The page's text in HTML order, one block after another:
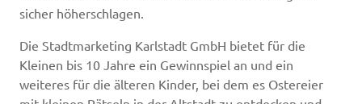
sicher höherschlagen.
Die Stadtmarketing Karlstadt GmbH bietet für die
Kleinen bis 10 Jahre ein Gewinnspiel an und ein
weiteres für die älteren Kinder, bei dem es Ostereier